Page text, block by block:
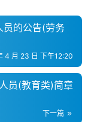
员的公告(劳务
4 月 23 日 下午12:20
员(教育类)简章
下一篇